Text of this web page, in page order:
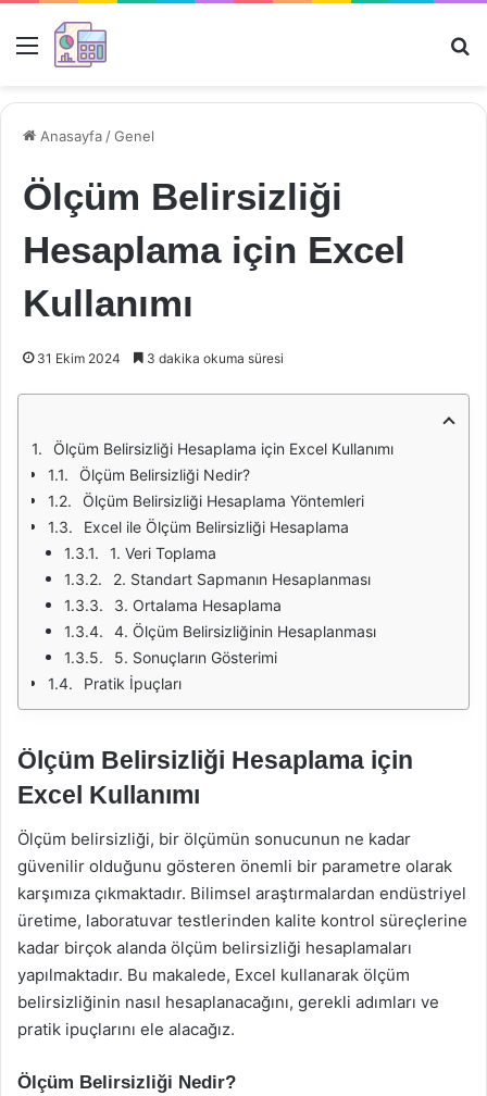
Menü
Anasayfa /Genel
Ölçüm Belirsizliği
Hesaplama için Excel
Kullanımı
31 Ekim 2024 3 dakika okuma süresi
Ölçüm Belirsizliği Hesaplama için Excel Kullanımı
Ölçüm Belirsizliği Nedir?
Ölçüm Belirsizliği Hesaplama Yöntemleri
Excel ile Ölçüm Belirsizliği Hesaplama
1. Veri Toplama
2. Standart Sapmanın Hesaplanması
3. Ortalama Hesaplama
4. Ölçüm Belirsizliğinin Hesaplanması
5. Sonuçların Gösterimi
Pratik İpuçları
Ölçüm Belirsizliği Hesaplama için
Excel Kullanımı
Ölçüm belirsizliği, bir ölçümün sonucunun ne kadar
güvenilir olduğunu gösteren önemli bir parametre olarak
karşımıza çıkmaktadır. Bilimsel araştırmalardan endüstriyel
üretime, laboratuvar testlerinden kalite kontrol süreçlerine
kadar birçok alanda ölçüm belirsizliği hesaplamaları
yapılmaktadır. Bu makalede, Excel kullanarak ölçüm
belirsizliğinin nasıl hesaplanacağını, gerekli adımları ve
pratik ipuçlarını ele alacağız.
Ölçüm Belirsizliği Nedir?